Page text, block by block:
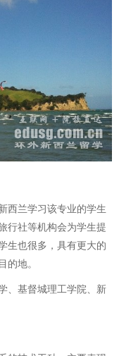
兰学习该专业的学生
行社等机构会为学生提
生也很多，具有更大的
的地。
基督城理工学院、新